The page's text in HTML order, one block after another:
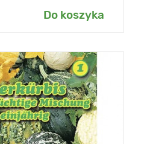
Do koszyka